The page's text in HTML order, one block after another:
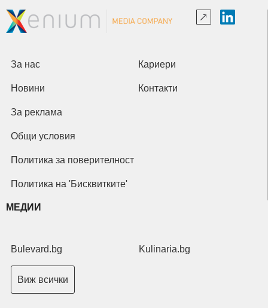
За нас Кариери
Новини Контакти
За реклама
Общи условия
Политика за поверителност
Политика на 'Бисквитките'
МЕДИИ
Bulevard.bg Kulinaria.bg
Виж всички